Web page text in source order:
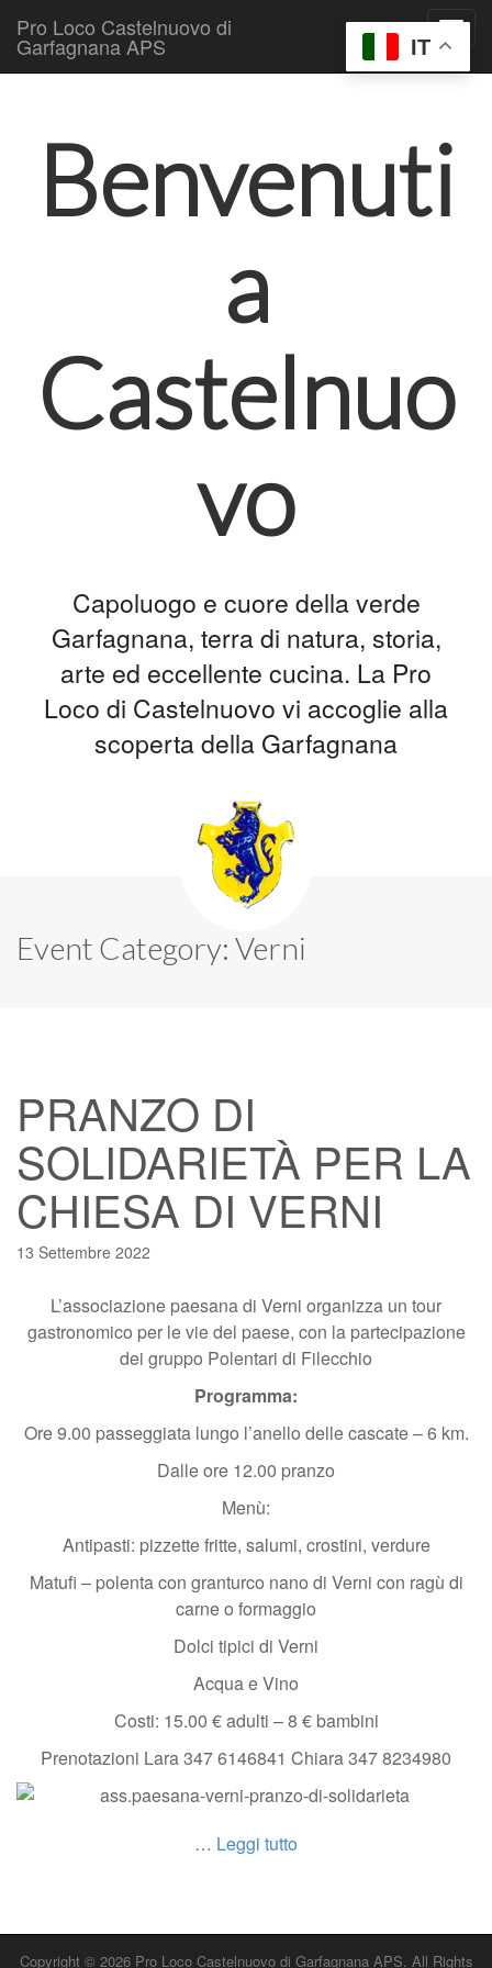
Pro Loco Castelnuovo di
Garfagnana APS
Benvenuti
a
Castelnuo
vo
Capoluogo e cuore della verde
Garfagnana, terra di natura, storia,
arte ed eccellente cucina. La Pro
Loco di Castelnuovo vi accoglie alla
scoperta della Garfagnana
Event Category: Verni
PRANZO DI
SOLIDARIETÀ PER LA
CHIESA DI VERNI
13 Settembre 2022
L’associazione paesana di Verni organizza un tour
gastronomico per le vie del paese, con la partecipazione
dei gruppo Polentari di Filecchio
Programma:
Ore 9.00 passeggiata lungo l’anello delle cascate – 6 km.
Dalle ore 12.00 pranzo
Menù:
Antipasti: pizzette fritte, salumi, crostini, verdure
Matufi – polenta con granturco nano di Verni con ragù di
carne o formaggio
Dolci tipici di Verni
Acqua e Vino
Costi: 15.00 € adulti – 8 € bambini
Prenotazioni Lara 347 6146841 Chiara 347 8234980
… Leggi tutto
Copyright © 2026 Pro Loco Castelnuovo di Garfagnana APS. All Rights
IT